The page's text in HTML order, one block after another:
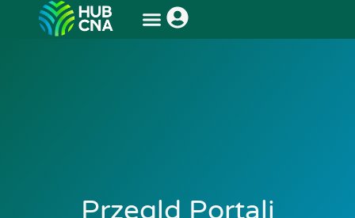
Przegld Portali